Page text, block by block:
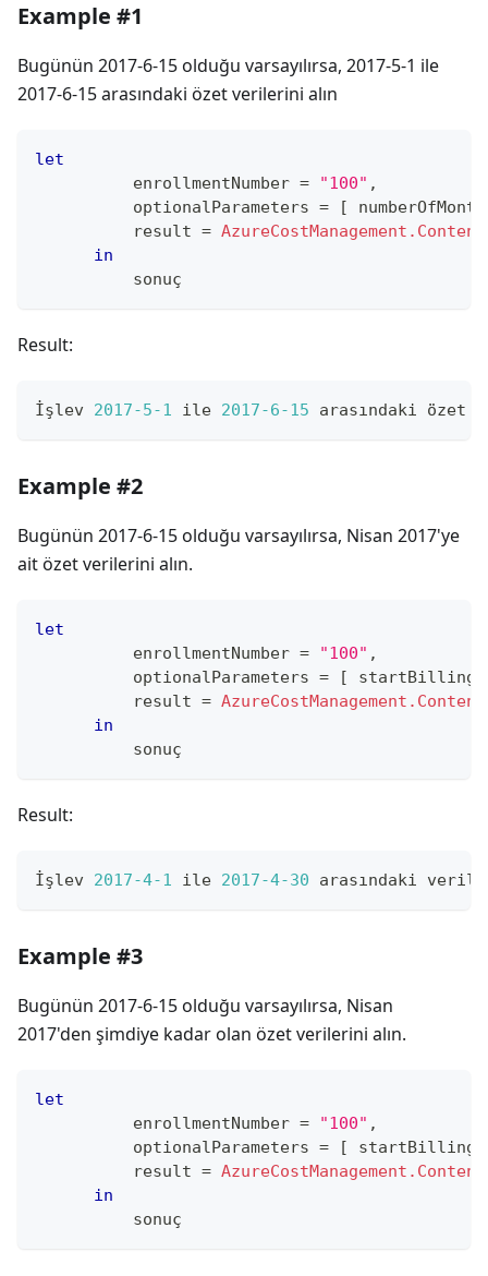
Example #1
Bugünün 2017-6-15 olduğu varsayılırsa, 2017-5-1 ile
2017-6-15 arasındaki özet verilerini alın
let
          enrollmentNumber
= "100" ,
          optionalParameters
= [
          result
=
in
          sonuç
Result:
İşlev 2017-5-1 ile 2017-6-15 arasındaki özet
Example #2
Bugünün 2017-6-15 olduğu varsayılırsa, Nisan 2017'ye
ait özet verilerini alın.
let
          enrollmentNumber
= "100" ,
          optionalParameters
= [
          result
=
in
          sonuç
Result:
İşlev 2017-4-1 ile 2017-4-30 arasındaki
Example #3
Bugünün 2017-6-15 olduğu varsayılırsa, Nisan
2017'den şimdiye kadar olan özet verilerini alın.
let
          enrollmentNumber
= "100" ,
          optionalParameters
= [
          result
=
in
          sonuç